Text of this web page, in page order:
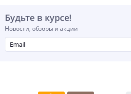
Будьте в курсе!
Новости, обзоры и акции